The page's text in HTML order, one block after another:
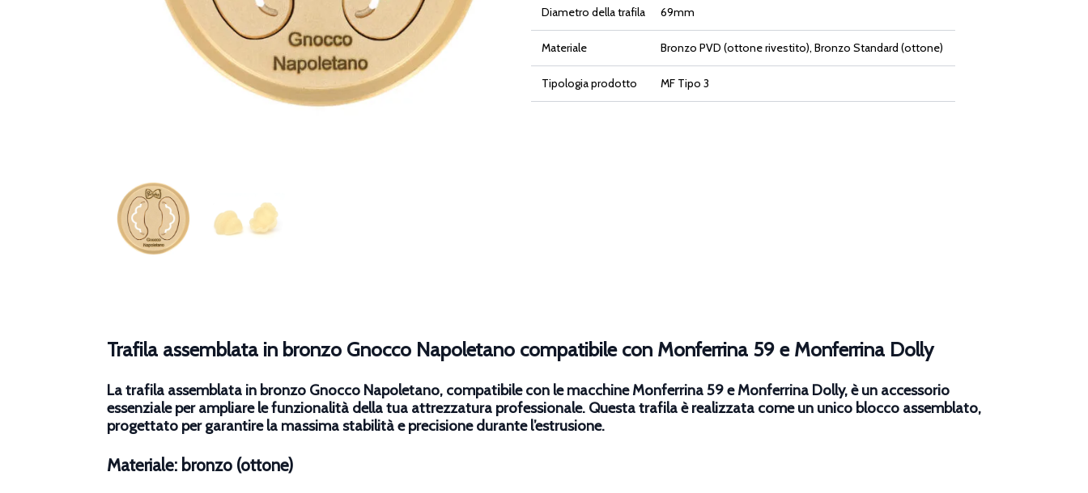
Diametro della trafila 69mm
Materiale Bronzo PVD (ottone rivestito), Bronzo Standard (ottone)
Tipologia prodotto MF Tipo 3
Trafila assemblata in bronzo Gnocco Napoletano compatibile con Monferrina 59 e Monferrina Dolly
La trafila assemblata in bronzo Gnocco Napoletano, compatibile con le macchine Monferrina 59 e Monferrina Dolly, è un accessorio
essenziale per ampliare le funzionalità della tua attrezzatura professionale. Questa trafila è realizzata come un unico blocco assemblato,
progettato per garantire la massima stabilità e precisione durante l’estrusione.
Materiale: bronzo (ottone)